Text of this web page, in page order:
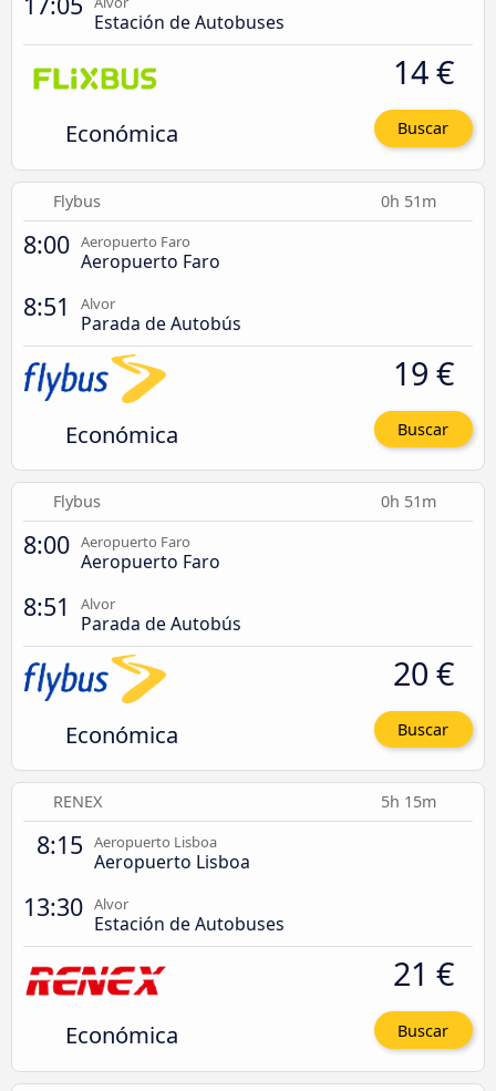
Estación de Autobuses
Económica
14 €
Buscar
Flybus 0h 51m
8:00 Aeropuerto Faro
Aeropuerto Faro
8:51 Alvor
Parada de Autobús
Económica
19 €
Buscar
Flybus 0h 51m
8:00 Aeropuerto Faro
Aeropuerto Faro
8:51 Alvor
Parada de Autobús
Económica
20 €
Buscar
RENEX 5h 15m
8:15 Aeropuerto Lisboa
Aeropuerto Lisboa
13:30 Alvor
Estación de Autobuses
Económica
21 €
Buscar